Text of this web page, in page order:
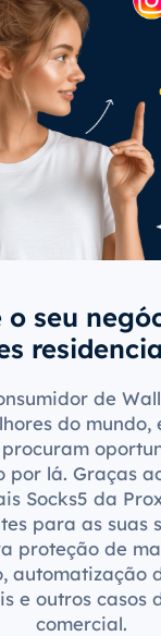
seu
de
do mundo,
por lá. Graças
Socks5 da
para as suas
proteção de
automatização
e outros casos
comercial.